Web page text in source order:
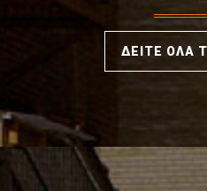
ΔΕΙΤΕ ΟΛΑ